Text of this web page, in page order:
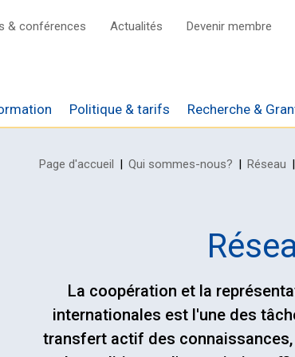
& conférences Actualités Devenir membre
Politique & tarifs Recherche &
Général
Réseau International
Page d'accueil Qui sommes-nous? Réseau
La coopération et la
internationales est l'une des
transfert actif des